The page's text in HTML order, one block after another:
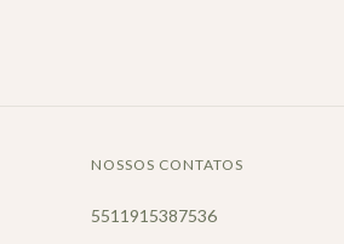
NOSSOS CONTATOS
5511915387536